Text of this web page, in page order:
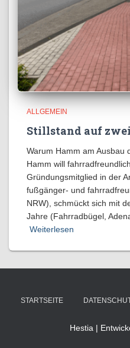
ALLGEMEIN
Stillstand auf
Warum Hamm am Ausbau
Hamm will
Gründungsmitglied in der
fußgänger- und
NRW), schmückt sich mit
Jahre (Fahrradbügel,
Weiterlesen
STARTSEITE
Hestia |